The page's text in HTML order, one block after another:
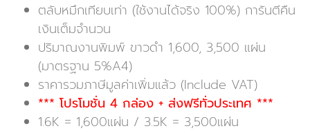
ตลับหมึกเทียบเท่า (ใช้งานได้จริง 100%) การันตีคืน
เงินเต็มจำนวน
ปริมาณงานพิมพ์ ขาวดำ 1,600, 3,500 แผ่น
(มาตรฐาน 5%A4)
ราคารวมภาษีมูลค่าเพิ่มแล้ว (Include VAT)
*** โปรโมชั่น 4 กล่อง + ส่งฟรีทั่วประเทศ ***
1.6K = 1,600แผ่น / 3.5K = 3,500แผ่น